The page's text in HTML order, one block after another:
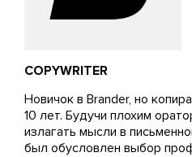
COPYWRITER
Новичок в Brander, но
10 лет. Будучи плохим
излагать мысли в
был обусловлен выбор